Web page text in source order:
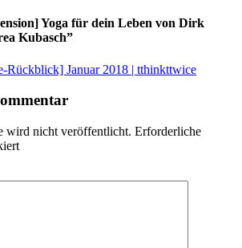
Yoga für dein Leben von Dirk
Kubasch”
Rückblick] Januar 2018 | tthinkttwice
wird nicht veröffentlicht. Erforderliche